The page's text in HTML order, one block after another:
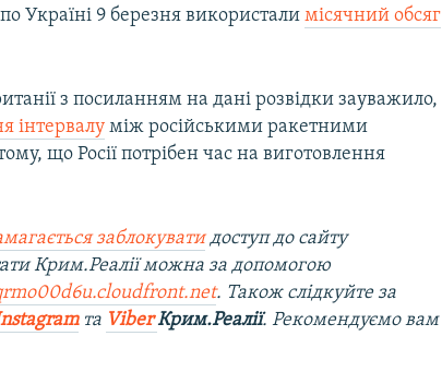
по Україні 9 березня використалимісячний обсяг
з посиланням на дані розвідки зауважило,
інтервалу між російськими ракетними
що Росії потрібен час на виготовлення
заблокуватидоступ до сайту
Крим.Реалії можна за допомогою
. Також слідкуйте за
та ViberКрим.Реалії. Рекомендуємо вам